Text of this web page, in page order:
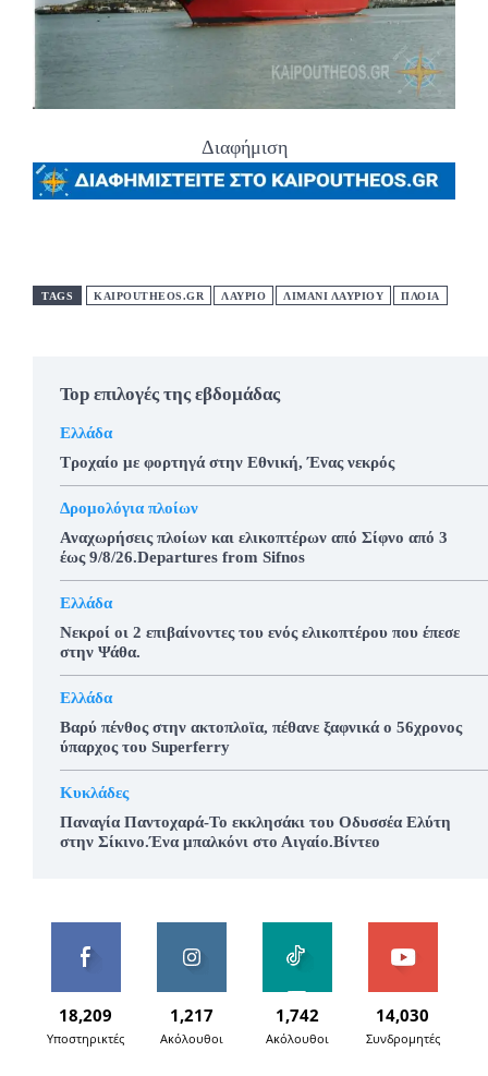
Διαφήμιση
TAGS KAIPOUTHEOS.GR ΛΑΥΡΙΟ ΛΙΜΑΝΙ ΛΑΥΡΙΟΥ ΠΛΟΙΑ
Top επιλογές της εβδομάδας
Ελλάδα
Τροχαίο με φορτηγά στην Εθνική, Ένας νεκρός
Δρομολόγια πλοίων
Αναχωρήσεις πλοίων και ελικοπτέρων από Σίφνο από 3
έως 9/8/26.Departures from Sifnos
Ελλάδα
Νεκροί οι 2 επιβαίνοντες του ενός ελικοπτέρου που έπεσε
στην Ψάθα.
Ελλάδα
Βαρύ πένθος στην ακτοπλοϊα, πέθανε ξαφνικά ο 56χρονος
ύπαρχος του Superferry
Κυκλάδες
Παναγία Παντοχαρά-Το εκκλησάκι του Οδυσσέα Ελύτη
στην Σίκινο.Ένα μπαλκόνι στο Αιγαίο.Βίντεο
18,209
Υποστηρικτές
1,217
Ακόλουθοι
1,742
Ακόλουθοι
14,030
Συνδρομητές